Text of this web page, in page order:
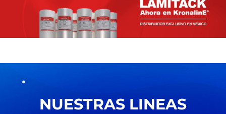
NUESTRAS LINEAS